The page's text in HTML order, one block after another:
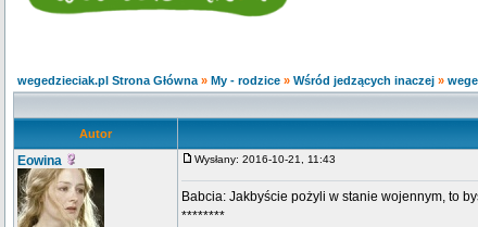
wegedzieciak.pl Strona Główna » My - rodzice » Wśród jedzących inaczej »
Autor
Eowina Wysłany: 2016-10-21, 11:43
Babcia: Jakbyście pożyli w stanie wojennym, to
********